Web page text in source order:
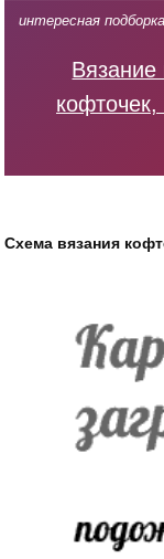
интересная
Вязание
Схема вязания